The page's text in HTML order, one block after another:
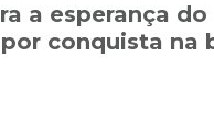
a esperança do
conquista na